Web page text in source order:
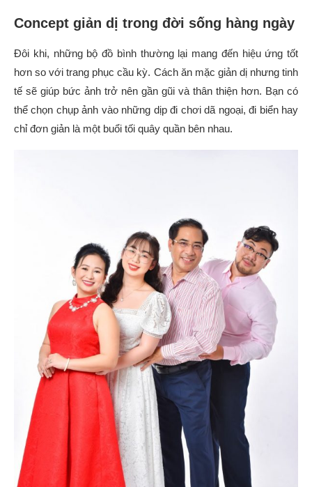
Concept giản dị trong đời sống hàng ngày
Đôi khi, những bộ đồ bình thường lại mang đến hiệu ứng tốt
hơn so với trang phục cầu kỳ. Cách ăn mặc giản dị nhưng tinh
tế sẽ giúp bức ảnh trở nên gần gũi và thân thiện hơn. Bạn có
thể chọn chụp ảnh vào những dịp đi chơi dã ngoại, đi biển hay
chỉ đơn giản là một buổi tối quây quần bên nhau.